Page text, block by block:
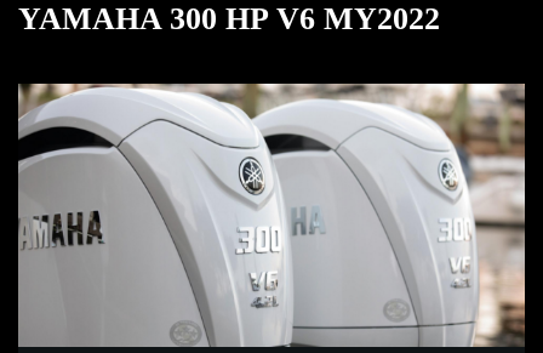
YAMAHA 300 HP V6 MY2022